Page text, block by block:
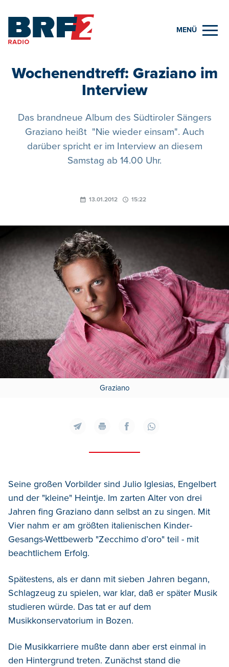
MENÜ
Wochenendtreff: Graziano im
Interview
Das brandneue Album des Südtiroler Sängers
Graziano heißt "Nie wieder einsam". Auch
darüber spricht er im Interview an diesem
Samstag ab 14.00 Uhr.
13.01.2012 15:22
Graziano
Seine großen Vorbilder sind Julio Iglesias, Engelbert
und der "kleine" Heintje. Im zarten Alter von drei
Jahren fing Graziano dann selbst an zu singen. Mit
Vier nahm er am größten italienischen Kinder-
Gesangs-Wettbewerb "Zecchimo d’oro" teil - mit
beachtlichem Erfolg.
Spätestens, als er dann mit sieben Jahren begann,
Schlagzeug zu spielen, war klar, daß er später Musik
studieren würde. Das tat er auf dem
Musikkonservatorium in Bozen.
Die Musikkarriere mußte dann aber erst einmal in
den Hintergrund treten. Zunächst stand die